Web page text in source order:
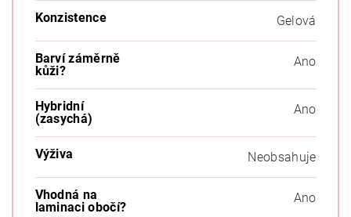
Konzistence Gelová
Barví záměrně
kůži?
Ano
Hybridní
(zasychá)
Ano
Výživa Neobsahuje
Vhodná na
laminaci obočí?
Ano